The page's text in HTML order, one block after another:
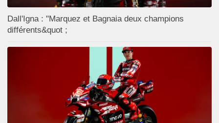
Dall'Igna : "Marquez et Bagnaia deux champions
différents&quot ;